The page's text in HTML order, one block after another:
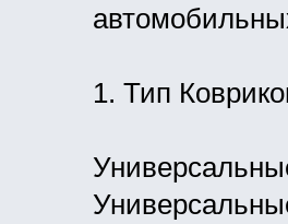
1. Тип